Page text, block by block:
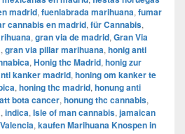
madrid, fuenlabrada marihuana, fumar
cannabis en madrid, für Cannabis,
, gran via de madrid, ​​Gran Via
, gran via pillar marihuana, honig anti
, Honig thc Madrid, honig zur
kanker madrid, honing om kanker te
, honing thc madrid, honung anti
bota cancer, honung thc cannabis,
, indica, Isle of man cannabis, jamaican
, kaufen Marihuana Knospen in